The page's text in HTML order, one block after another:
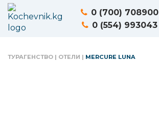
0 (700) 708900
0 (554) 993043
ТУРАГЕНСТВО | ОТЕЛИ | MERCURE LUNA